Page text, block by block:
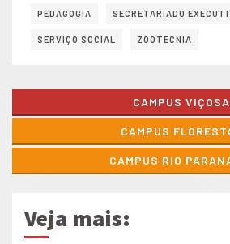
PEDAGOGIA SECRETARIADO
SERVIÇO SOCIAL ZOOTECNIA
CAMPUS VIÇOSA
CAMPUS
CAMPUS RIO
Veja mais: